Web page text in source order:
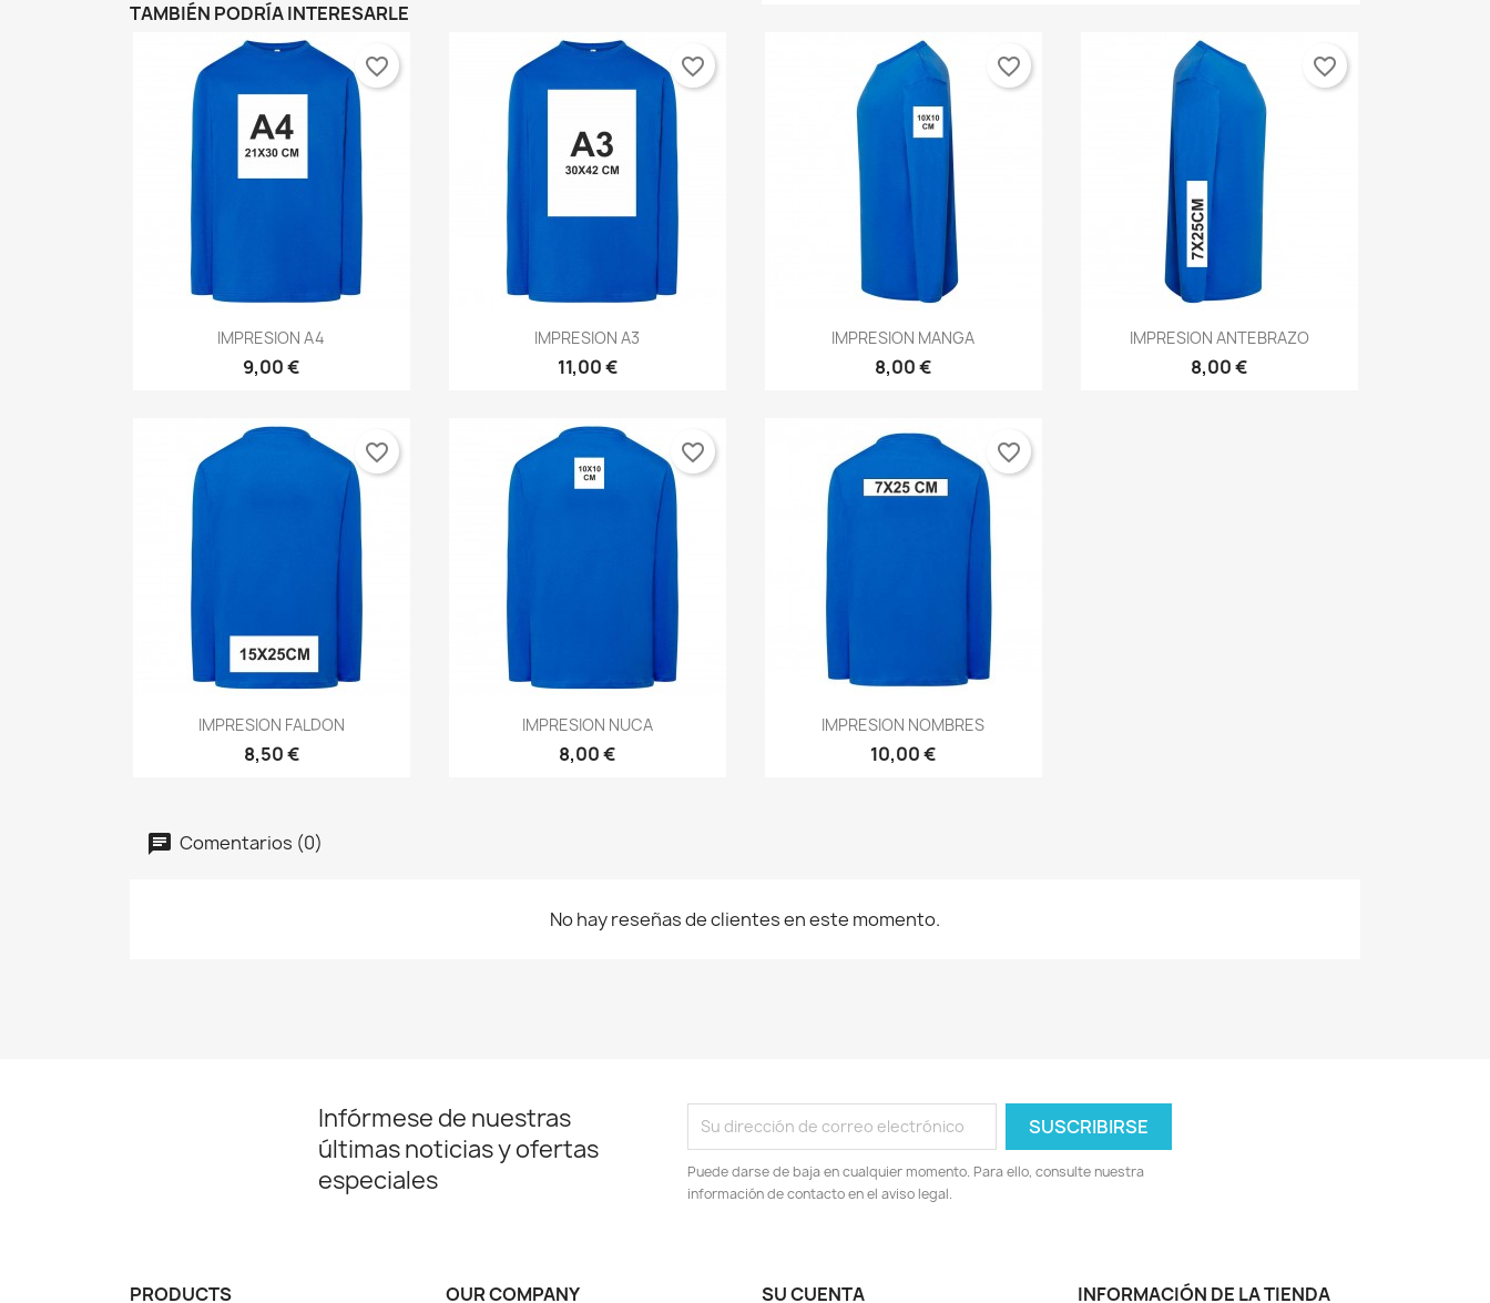
TAMBIÉN PODRÍA INTERESARLE
Vista rápida
IMPRESION A4
9,00 €
favorite_border
Vista rápida
IMPRESION A3
11,00 €
favorite_border
Vista rápida
IMPRESION MANGA
8,00 €
favorite_border
Vista rápida
IMPRESION ANTEBRAZO
8,00 €
favorite_border
Vista rápida
IMPRESION FALDON
8,50 €
favorite_border
Vista rápida
IMPRESION NUCA
8,00 €
favorite_border
Vista rápida
IMPRESION NOMBRES
10,00 €
favorite_border
Comentarios (0)
No hay reseñas de clientes en este momento.
Infórmese de nuestras
últimas noticias y ofertas
especiales
Puede darse de baja en cualquier momento. Para ello, consulte nuestra
información de contacto en el aviso legal.
PRODUCTS OUR COMPANY SU CUENTA INFORMACIÓN DE LA TIENDA